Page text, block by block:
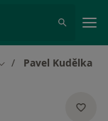
města
Pavel Kudělka